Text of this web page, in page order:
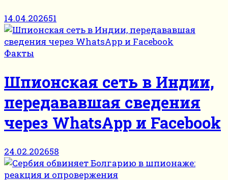
14.04.202651
Факты
Шпионская сеть в Индии,
передававшая сведения
через WhatsApp и Facebook
24.02.202658